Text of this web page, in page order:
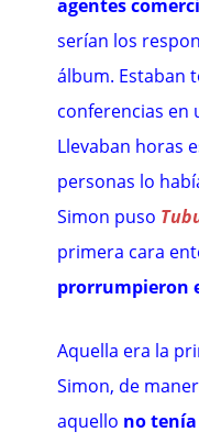
agentes
serían los
álbum. Estaban
conferencias en
Llevaban horas
personas lo
Simon puso
primera cara
prorrumpieron
Aquella era la
Simon, de
aquello no